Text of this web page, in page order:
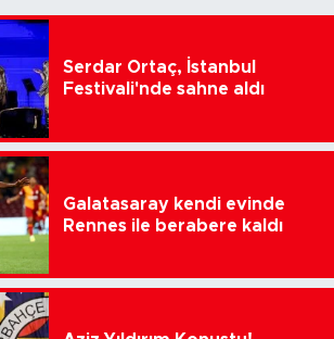
Serdar Ortaç, İstanbul
Festivali'nde sahne aldı
Galatasaray kendi evinde
Rennes ile berabere kaldı